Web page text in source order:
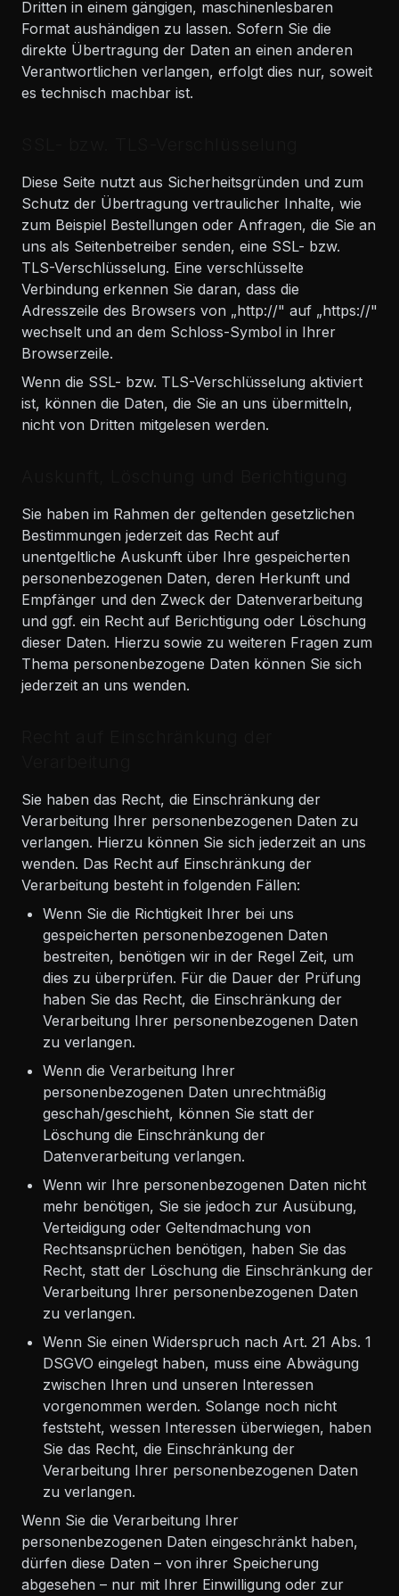
Dritten in einem gängigen, maschinenlesbaren
Format aushändigen zu lassen. Sofern Sie die
direkte Übertragung der Daten an einen anderen
Verantwortlichen verlangen, erfolgt dies nur, soweit
es technisch machbar ist.
Diese Seite nutzt aus Sicherheitsgründen und zum
Schutz der Übertragung vertraulicher Inhalte, wie
zum Beispiel Bestellungen oder Anfragen, die Sie an
uns als Seitenbetreiber senden, eine SSL- bzw.
TLS-Verschlüsselung. Eine verschlüsselte
Verbindung erkennen Sie daran, dass die
Adresszeile des Browsers von „http://" auf „https://"
wechselt und an dem Schloss-Symbol in Ihrer
Browserzeile.
Wenn die SSL- bzw. TLS-Verschlüsselung aktiviert
ist, können die Daten, die Sie an uns übermitteln,
nicht von Dritten mitgelesen werden.
Sie haben im Rahmen der geltenden gesetzlichen
Bestimmungen jederzeit das Recht auf
unentgeltliche Auskunft über Ihre gespeicherten
personenbezogenen Daten, deren Herkunft und
Empfänger und den Zweck der Datenverarbeitung
und ggf. ein Recht auf Berichtigung oder Löschung
dieser Daten. Hierzu sowie zu weiteren Fragen zum
Thema personenbezogene Daten können Sie sich
jederzeit an uns wenden.
Sie haben das Recht, die Einschränkung der
Verarbeitung Ihrer personenbezogenen Daten zu
verlangen. Hierzu können Sie sich jederzeit an uns
wenden. Das Recht auf Einschränkung der
Verarbeitung besteht in folgenden Fällen:
Wenn Sie die Richtigkeit Ihrer bei uns
gespeicherten personenbezogenen Daten
bestreiten, benötigen wir in der Regel Zeit, um
dies zu überprüfen. Für die Dauer der Prüfung
haben Sie das Recht, die Einschränkung der
Verarbeitung Ihrer personenbezogenen Daten
zu verlangen.
Wenn die Verarbeitung Ihrer
personenbezogenen Daten unrechtmäßig
geschah/geschieht, können Sie statt der
Löschung die Einschränkung der
Datenverarbeitung verlangen.
Wenn wir Ihre personenbezogenen Daten nicht
mehr benötigen, Sie sie jedoch zur Ausübung,
Verteidigung oder Geltendmachung von
Rechtsansprüchen benötigen, haben Sie das
Recht, statt der Löschung die Einschränkung der
Verarbeitung Ihrer personenbezogenen Daten
zu verlangen.
Wenn Sie einen Widerspruch nach Art. 21 Abs. 1
DSGVO eingelegt haben, muss eine Abwägung
zwischen Ihren und unseren Interessen
vorgenommen werden. Solange noch nicht
feststeht, wessen Interessen überwiegen, haben
Sie das Recht, die Einschränkung der
Verarbeitung Ihrer personenbezogenen Daten
zu verlangen.
Wenn Sie die Verarbeitung Ihrer
personenbezogenen Daten eingeschränkt haben,
dürfen diese Daten – von ihrer Speicherung
abgesehen – nur mit Ihrer Einwilligung oder zur